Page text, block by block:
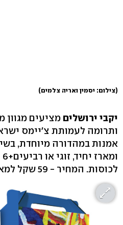
(צילום: יסמין ואריה צלמים)
יקבי ירושלים מציעים מגוון
ותרומה לעמותת צ'יימס
אמנות במהדורה מיוחדת,
לכוסות. המחיר - 59 שקל למארז יחיד.